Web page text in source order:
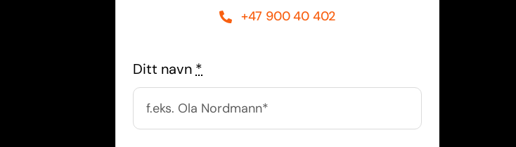
+47 900 40 402
Ditt navn *